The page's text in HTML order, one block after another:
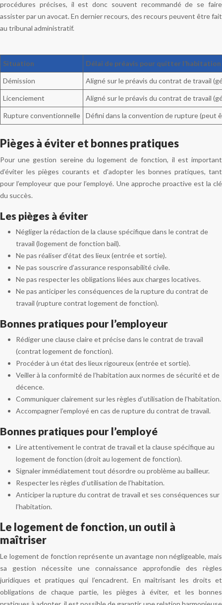
procédures précises, il est donc souvent recommandé de se faire
assister par un avocat. En dernier recours, des recours peuvent être fait
au tribunal administratif.
Situation Délai de préavis pour quitter l’habitation
Démission Aligné sur le préavis du contrat de travail
Licenciement Aligné sur le préavis du contrat de travail
Rupture conventionnelle Défini dans la convention de rupture (peut
Pièges à éviter et bonnes pratiques
Pour une gestion sereine du logement de fonction, il est important
d’éviter les pièges courants et d’adopter les bonnes pratiques, tant
pour l’employeur que pour l’employé. Une approche proactive est la clé
du succès.
Les pièges à éviter
Négliger la rédaction de la clause spécifique dans le contrat de
travail (logement de fonction bail).
Ne pas réaliser d’état des lieux (entrée et sortie).
Ne pas souscrire d’assurance responsabilité civile.
Ne pas respecter les obligations liées aux charges locatives.
Ne pas anticiper les conséquences de la rupture du contrat de
travail (rupture contrat logement de fonction).
Bonnes pratiques pour l’employeur
Rédiger une clause claire et précise dans le contrat de travail
(contrat logement de fonction).
Procéder à un état des lieux rigoureux (entrée et sortie).
Veiller à la conformité de l’habitation aux normes de sécurité et de
décence.
Communiquer clairement sur les règles d’utilisation de l’habitation.
Accompagner l’employé en cas de rupture du contrat de travail.
Bonnes pratiques pour l’employé
Lire attentivement le contrat de travail et la clause spécifique au
logement de fonction (droit au logement de fonction).
Signaler immédiatement tout désordre ou problème au bailleur.
Respecter les règles d’utilisation de l’habitation.
Anticiper la rupture du contrat de travail et ses conséquences sur
l’habitation.
Le logement de fonction, un outil à
maîtriser
Le logement de fonction représente un avantage non négligeable, mais
sa gestion nécessite une connaissance approfondie des règles
juridiques et pratiques qui l’encadrent. En maîtrisant les droits et
obligations de chaque partie, les pièges à éviter, et les bonnes